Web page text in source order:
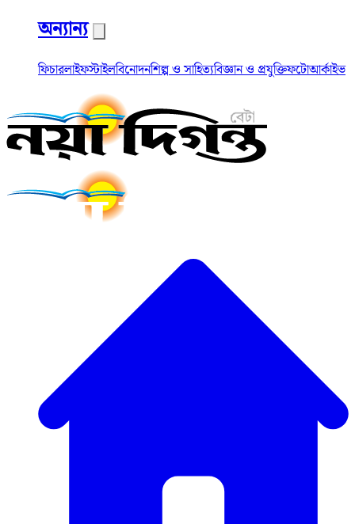
অন্যান্য
ফিচারলাইফস্টাইলবিনোদনশিল্প ও সাহিত্যবিজ্ঞান ও প্রযুক্তিফটোআর্কাইভ